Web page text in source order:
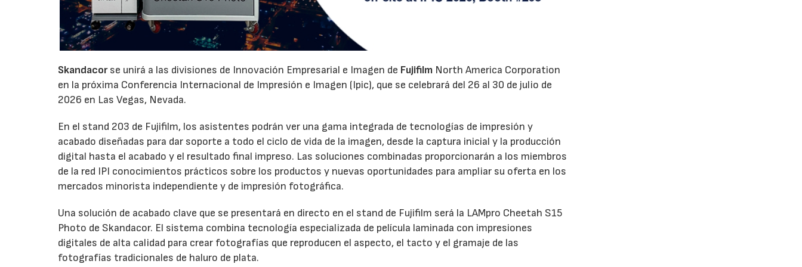
Skandacorse unirá a las divisiones de Innovación Empresarial e Imagen de Fujifilm North America Corporation
en la próxima Conferencia Internacional de Impresión e Imagen (Ipic), que se celebrará del 26 al 30 de julio de
2026 en Las Vegas, Nevada.
En el stand 203 de Fujifilm, los asistentes podrán ver una gama integrada de tecnologías de impresión y
acabado diseñadas para dar soporte a todo el ciclo de vida de la imagen, desde la captura inicial y la producción
digital hasta el acabado y el resultado final impreso. Las soluciones combinadas proporcionarán a los miembros
de la red IPI conocimientos prácticos sobre los productos y nuevas oportunidades para ampliar su oferta en los
mercados minorista independiente y de impresión fotográfica.
Una solución de acabado clave que se presentará en directo en el stand de Fujifilm será la LAMpro Cheetah S15
Photo de Skandacor. El sistema combina tecnología especializada de película laminada con impresiones
digitales de alta calidad para crear fotografías que reproducen el aspecto, el tacto y el gramaje de las
fotografías tradicionales de haluro de plata.